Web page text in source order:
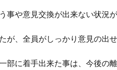
事や意見交換が出来ない状況
が、全員がしっかり意見の出
部に着手出来た事は、今後の